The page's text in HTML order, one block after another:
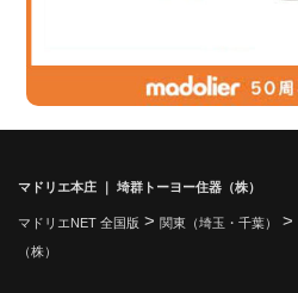
マドリエ本庄 ｜ 埼群トーヨー住器（株）
マドリエNET 全国版 > 関東（埼玉・千葉） >
（株）